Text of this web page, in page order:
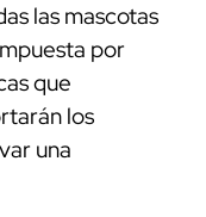
las mascotas
por
que
los
una